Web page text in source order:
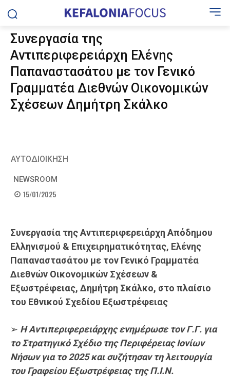
Συνεργασία της
Αντιπεριφερειάρχη Ελένης
Παπαναστασάτου με τον Γενικό
Γραμματέα Διεθνών Οικονομικών
Σχέσεων Δημήτρη Σκάλκο
ΑΥΤΟΔΙΟΙΚΗΣΗ
NEWSROOM
15/01/2025
Συνεργασία της Αντιπεριφερειάρχη Απόδημου
Ελληνισμού & Επιχειρηματικότητας, Ελένης
Παπαναστασάτου με τον Γενικό Γραμματέα
Διεθνών Οικονομικών Σχέσεων &
Εξωστρέφειας, Δημήτρη Σκάλκο, στο πλαίσιο
του Εθνικού Σχεδίου Εξωστρέφειας
➢ Η Αντιπεριφερειάρχης ενημέρωσε τον Γ.Γ. για
το Στρατηγικό Σχέδιο της Περιφέρειας Ιονίων
Νήσων για το 2025και συζήτησαν τη λειτουργία
του Γραφείου Εξωστρέφειας της Π.Ι.Ν.